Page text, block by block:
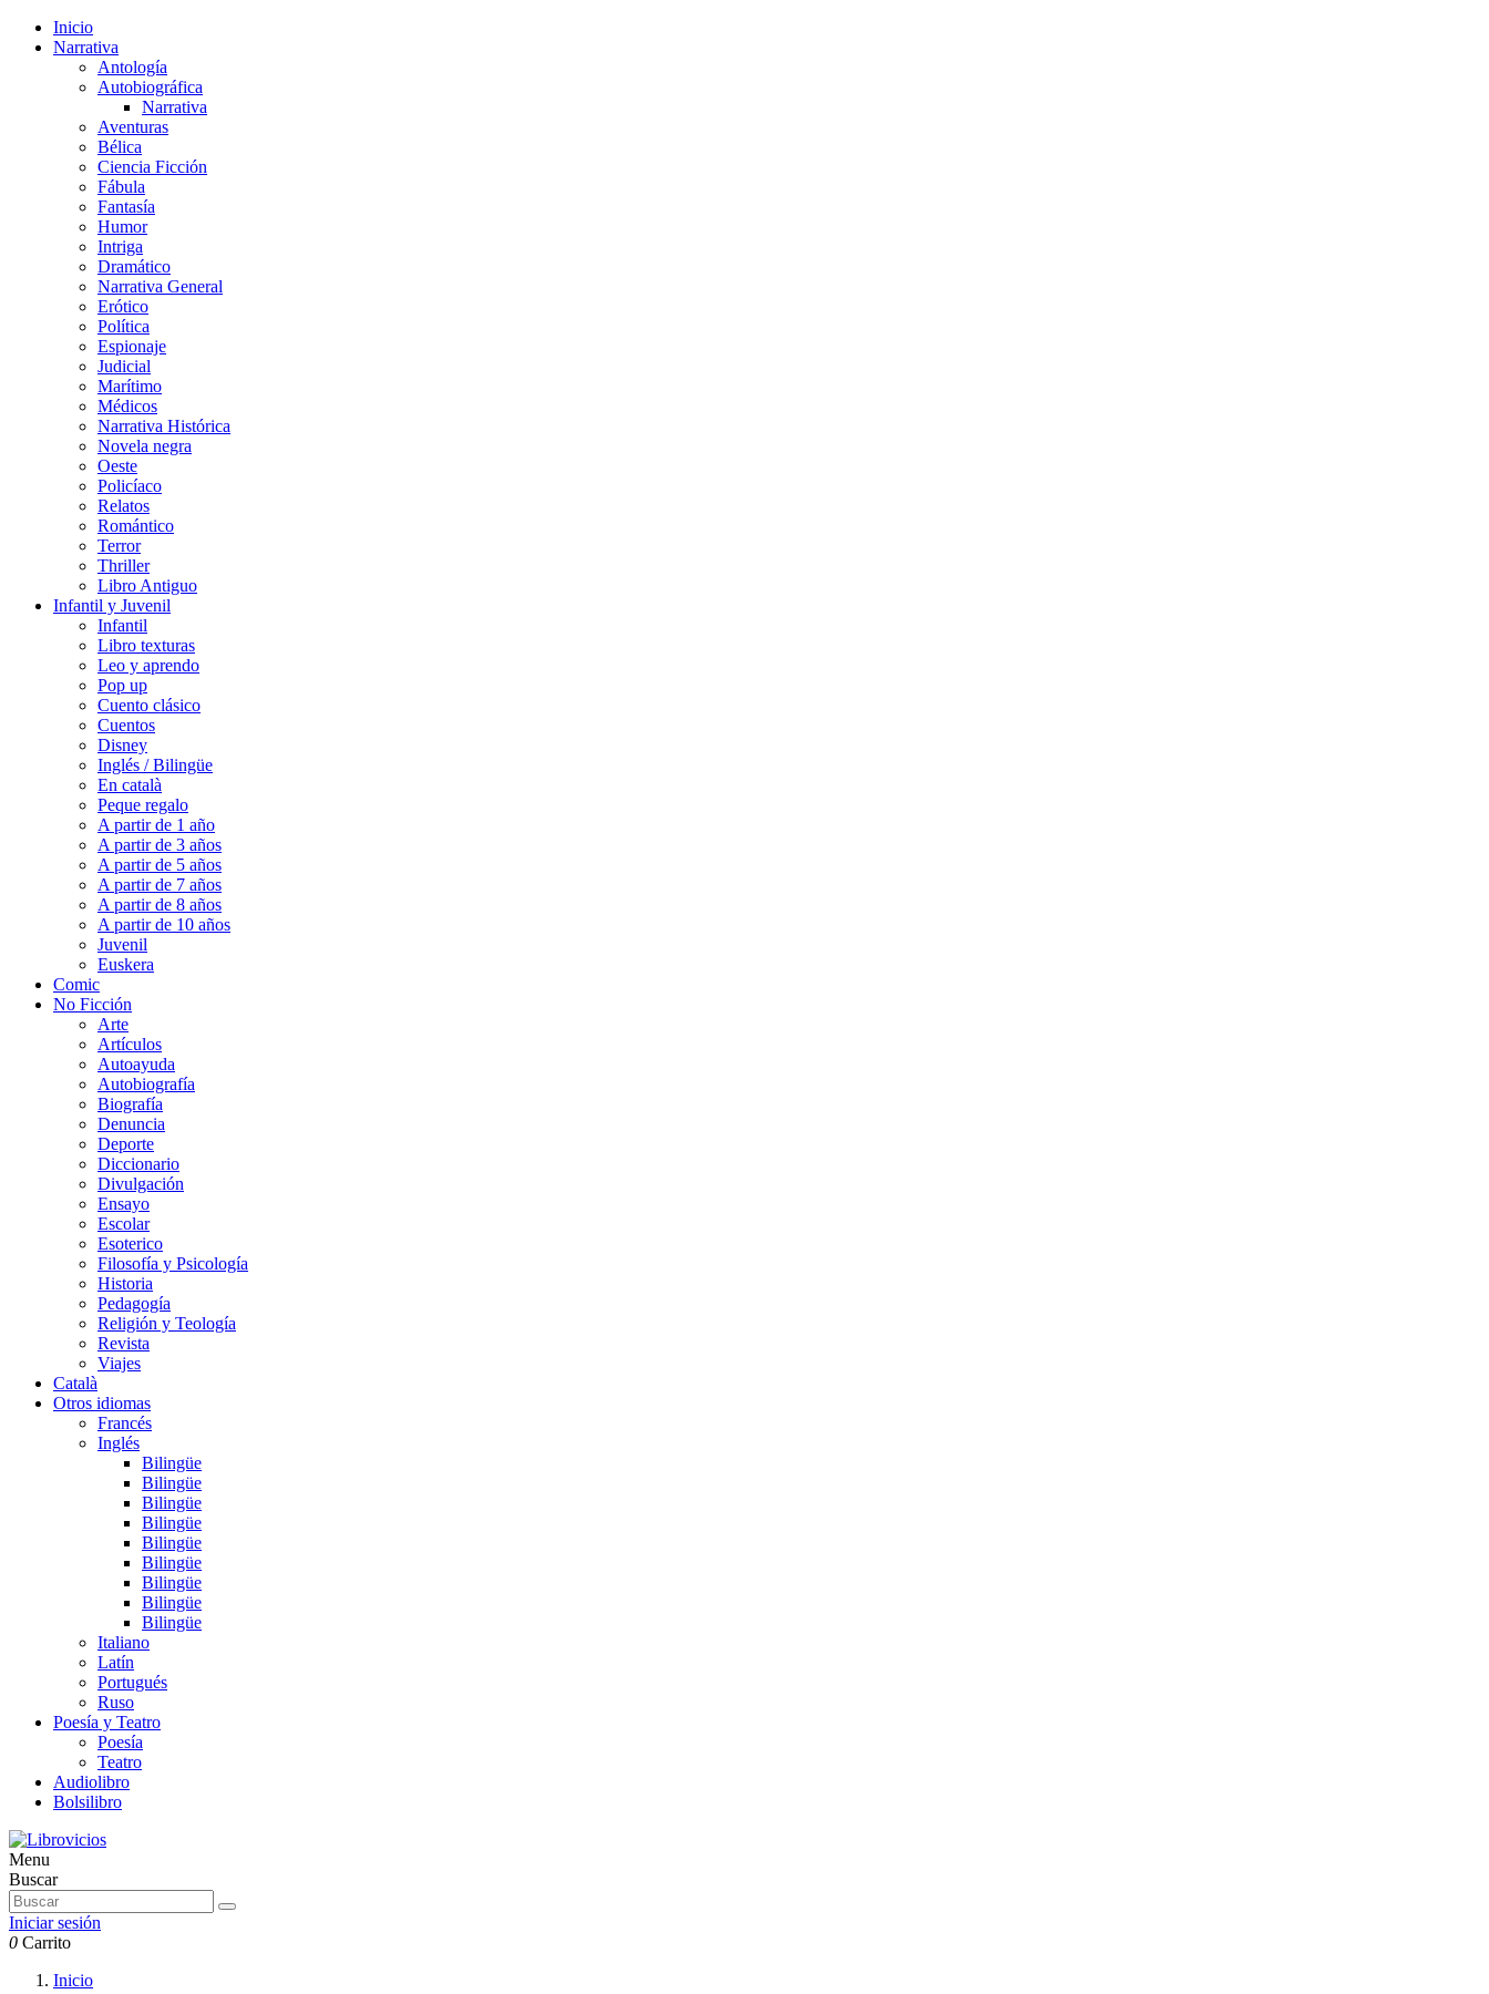
Inicio
Narrativa
Antología
Autobiográfica
Narrativa
Aventuras
Bélica
Ciencia Ficción
Fábula
Fantasía
Humor
Intriga
Dramático
Narrativa General
Erótico
Política
Espionaje
Judicial
Marítimo
Médicos
Narrativa Histórica
Novela negra
Oeste
Policíaco
Relatos
Romántico
Terror
Thriller
Libro Antiguo
Infantil y Juvenil
Infantil
Libro texturas
Leo y aprendo
Pop up
Cuento clásico
Cuentos
Disney
Inglés / Bilingüe
En català
Peque regalo
A partir de 1 año
A partir de 3 años
A partir de 5 años
A partir de 7 años
A partir de 8 años
A partir de 10 años
Juvenil
Euskera
Comic
No Ficción
Arte
Artículos
Autoayuda
Autobiografía
Biografía
Denuncia
Deporte
Diccionario
Divulgación
Ensayo
Escolar
Esoterico
Filosofía y Psicología
Historia
Pedagogía
Religión y Teología
Revista
Viajes
Català
Otros idiomas
Francés
Inglés
Bilingüe
Bilingüe
Bilingüe
Bilingüe
Bilingüe
Bilingüe
Bilingüe
Bilingüe
Bilingüe
Italiano
Latín
Portugués
Ruso
Poesía y Teatro
Poesía
Teatro
Audiolibro
Bolsilibro
Menu
Buscar
Iniciar sesión
0 Carrito
Inicio